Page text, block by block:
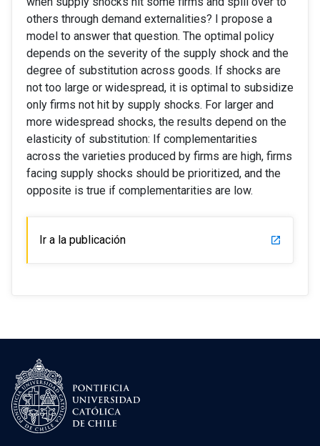
others through demand externalities? I propose a
model to answer that question. The optimal policy
depends on the severity of the supply shock and the
degree of substitution across goods. If shocks are
not too large or widespread, it is optimal to subsidize
only firms not hit by supply shocks. For larger and
more widespread shocks, the results depend on the
elasticity of substitution: If complementarities
across the varieties produced by firms are high, firms
facing supply shocks should be prioritized, and the
opposite is true if complementarities are low.
Ir a la publicación launch